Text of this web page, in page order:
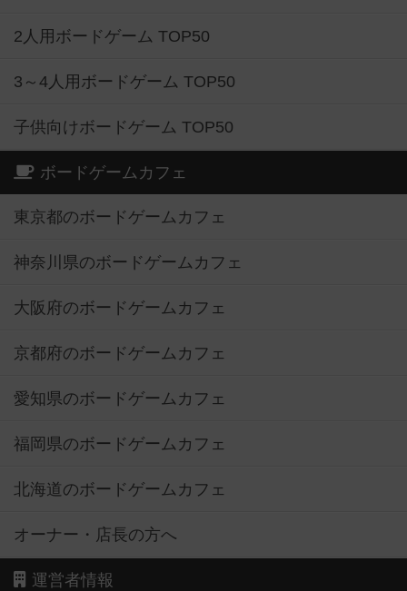
2人用ボードゲーム TOP50
3～4人用ボードゲーム TOP50
子供向けボードゲーム TOP50
ボードゲームカフェ
東京都のボードゲームカフェ
神奈川県のボードゲームカフェ
大阪府のボードゲームカフェ
京都府のボードゲームカフェ
愛知県のボードゲームカフェ
福岡県のボードゲームカフェ
北海道のボードゲームカフェ
オーナー・店長の方へ
運営者情報